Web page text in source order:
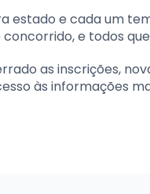
estado e cada um
e todos
as inscrições,
às informações